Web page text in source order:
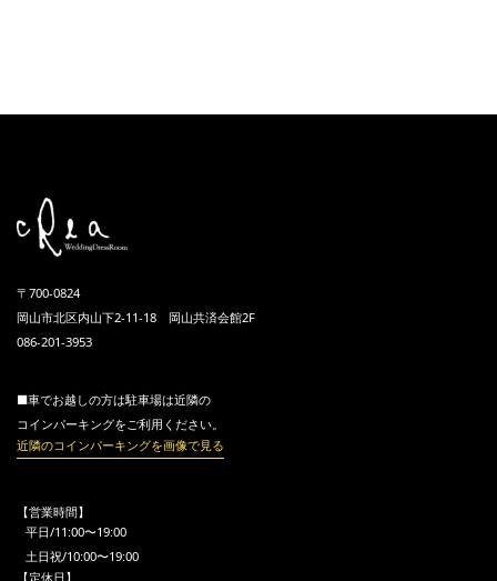
〒700-0824
岡山市北区内山下2-11-18 岡山共済会館2F
086-201-3953
■車でお越しの方は駐車場は近隣の
コインパーキングをご利用ください。
近隣のコインパーキングを画像で見る
【営業時間】
平日/11:00〜19:00
土日祝/10:00〜19:00
【定休日】